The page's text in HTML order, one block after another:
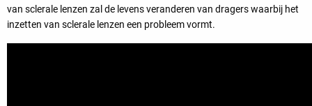
van sclerale lenzen zal de levens veranderen van dragers waarbij het
inzetten van sclerale lenzen een probleem vormt.